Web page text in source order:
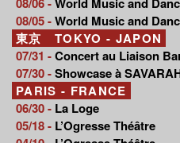
08/05 -World Music and
東京 TOKYO - JAPON
07/31 -Concert au Liaison
07/30 -Showcase à
PARIS - FRANCE
06/30 - La Loge
05/18 - L’Ogresse Théâtre